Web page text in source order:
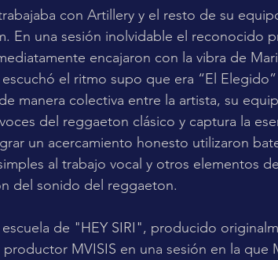
con Artillery y el resto de su
En una sesión inolvidable el reconocido
encajaron con la vibra de
el ritmo supo que era “El Elegido”
manera colectiva entre la artista, su
del reggaeton clásico y captura la
un acercamiento honesto utilizaron
al trabajo vocal y otros elementos
del sonido del reggaeton.
de "HEY SIRI", producido
MVISIS en una sesión en la que